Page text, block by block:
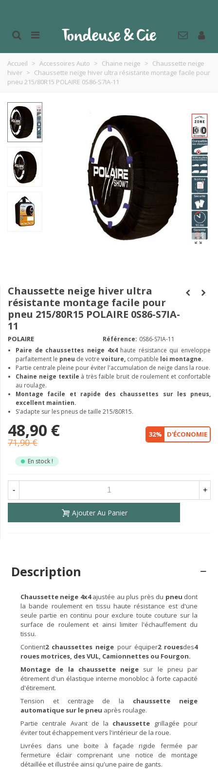
Accueil > Accessoires Auto > Chaine neige > Chaussette neige
hiver > Chaussette neige hiver ultra résistante montage facile pour
pneu 215/80R15 POLAIRE 0S86-S7IA-11
Chaussette neige hiver ultra
résistante montage facile pour
pneu 215/80R15 POLAIRE 0S86-S7IA-
11
POLAIRE Référence: 0S86-S7IA-11
Paire de chaussettes neige 4x4haute résistance qui enveloppe
parfaitement le pneu de votre voiture, compatible loi montagne.
Partie centrale pleine pour éviter l'accumulation de neige dans la roue.
Chaine neige textile à très faible bruit de roulement et confortable
au roulage.
Montage facile et rapide des chaussettes sur les pneus,
excellent maintien.
S'adapte sur les pneus de taille 215/80R15.
48,90 €
71,90 €
32% D'ÉCONOMIE
En stock !
- +
Ajouter Au Panier
Description
Chaussette neige 4x4ajustée au plus près du pneu dont
la bande roulement en tissu haute résistance est d'une
seule partie en continu pour exclure toute couture sur la
surface de roulement et ainsi limiter l'échauffement du
tissu.
Contient2 chaussettes neige pour équiper2 rouesdes4
roues motrices, des VUL, Camionnettes ou Fourgon.
Montage de la chaussette neige sur le pneu par
étirement d'un élastique interne monobloc à forte capacité
d'étirement.
Tension et centrage de la chaussette neige
automatique sur le pneu après roulage.
Partie centrale Avant de la chaussette
grillagée pour
éviter tout échappement vers l'intérieur de la roue.
Livrées dans une boite à façade rigide fermée par
fermeture éclair comprenant une notice de montage
détaillée et illustrée ainsi qu'une paire de gants.